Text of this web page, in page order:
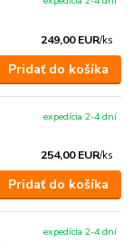
249,00 EUR/ks
Pridať do košíka
254,00 EUR/ks
expedícia 2-4 dní
Pridať do košíka
expedícia 2-4 dní